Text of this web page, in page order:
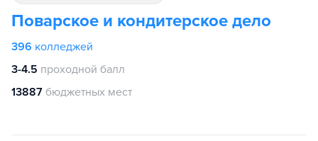
Поварское и кондитерское дело
396 колледжей
3-4.5 проходной балл
13887 бюджетных мест